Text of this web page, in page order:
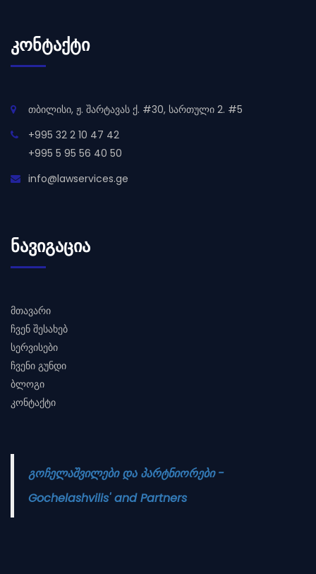
ᲙᲝᲜᲢᲐᲥᲢᲘ
თბილისი, ჟ. შარტავას ქ. #30, სართული 2. #5
+995 32 2 10 47 42
+995 5 95 56 40 50
info@lawservices.ge
ᲜᲐᲕᲘᲒᲐᲪᲘᲐ
მთავარი
ჩვენ შესახებ
სერვისები
ჩვენი გუნდი
ბლოგი
კონტაქტი
გოჩელაშვილები და პარტნიორები -
Gochelashvilis' and Partners